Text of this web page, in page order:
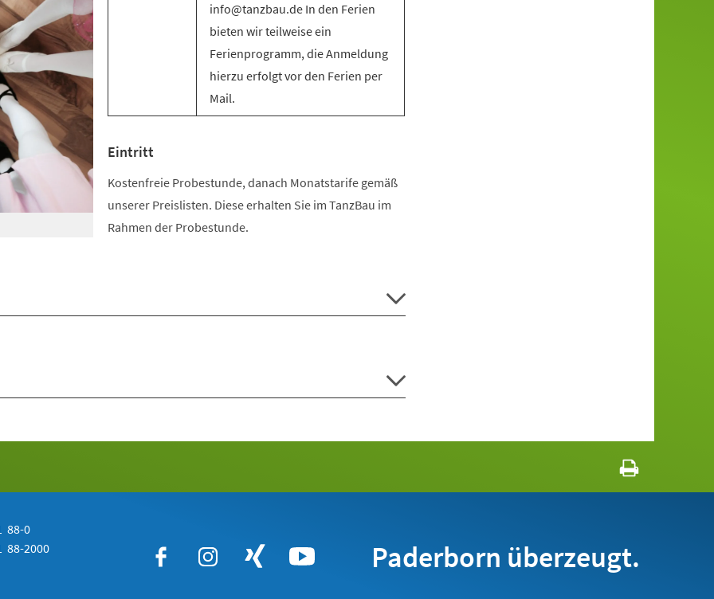
info@tanzbau.de In den Ferien
bieten wir teilweise ein
Ferienprogramm, die Anmeldung
hierzu erfolgt vor den Ferien per
Mail.
Eintritt
Kostenfreie Probestunde, danach Monatstarife gemäß
unserer Preislisten. Diese erhalten Sie im TanzBau im
Rahmen der Probestunde.
88-0
88-2000 Paderborn überzeugt.